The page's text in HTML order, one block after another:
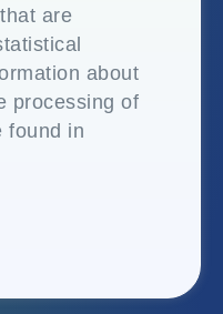
are
about
processing of
found in
EPL Limited